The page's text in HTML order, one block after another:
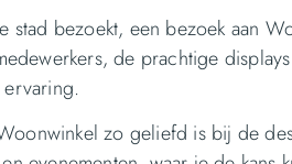
bezoekt, een bezoek aan
de prachtige
zo geliefd is bij de